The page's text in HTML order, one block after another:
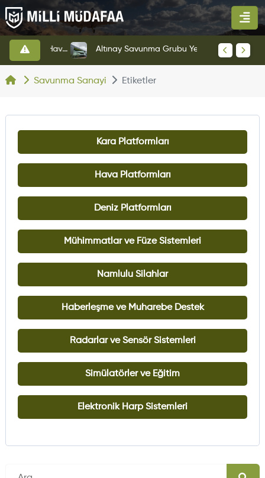
Savunma Sanayi Etiketler
Kara Platformları
Hava Platformları
Deniz Platformları
Mühimmatlar ve Füze Sistemleri
Namlulu Silahlar
Haberleşme ve Muharebe Destek
Radarlar ve Sensör Sistemleri
Simülatörler ve Eğitim
Elektronik Harp Sistemleri